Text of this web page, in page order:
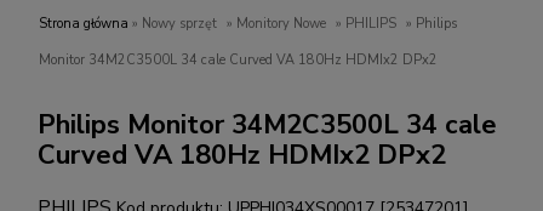
Strona główna » Nowy sprzęt » Monitory Nowe » PHILIPS » Philips
Monitor 34M2C3500L 34 cale Curved VA 180Hz HDMIx2 DPx2
Philips Monitor 34M2C3500L 34 cale
Curved VA 180Hz HDMIx2 DPx2